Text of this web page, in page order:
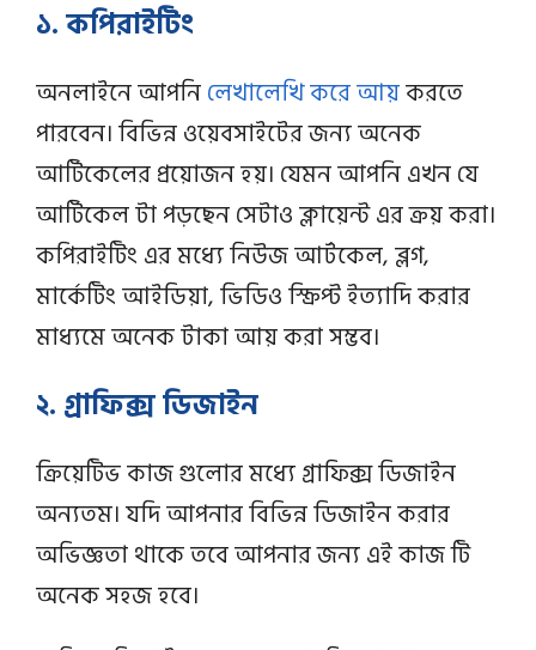
১. কপিরাইটিং
অনলাইনে আপনিলেখালেখি করে আয়করতে
পারবেন। বিভিন্ন ওয়েবসাইটের জন্য অনেক
আর্টিকেলের প্রয়োজন হয়। যেমন আপনি এখন যে
আর্টিকেল টা পড়ছেন সেটাও ক্লায়েন্ট এর ক্রয় করা।
কপিরাইটিং এর মধ্যে নিউজ আর্টকেল, ব্লগ,
মার্কেটিং আইডিয়া, ভিডিও স্ক্রিপ্ট ইত্যাদি করার
মাধ্যমে অনেক টাকা আয় করা সম্ভব।
২. গ্রাফিক্স ডিজাইন
ক্রিয়েটিভ কাজ গুলোর মধ্যে গ্রাফিক্স ডিজাইন
অন্যতম। যদি আপনার বিভিন্ন ডিজাইন করার
অভিজ্ঞতা থাকে তবে আপনার জন্য এই কাজ টি
অনেক সহজ হবে।